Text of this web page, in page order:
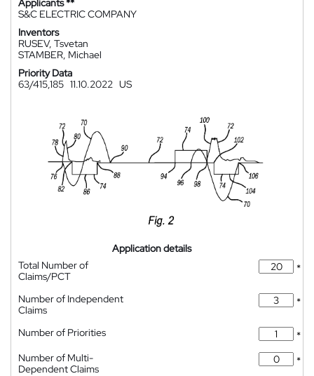
Applicants **
S&C ELECTRIC COMPANY
Inventors
RUSEV, Tsvetan
STAMBER, Michael
Priority Data
63/415,185 11.10.2022 US
Application details
Total Number of
Claims/PCT
*
Number of Independent
Claims
*
Number of Priorities
*
Number of Multi-
Dependent Claims
*